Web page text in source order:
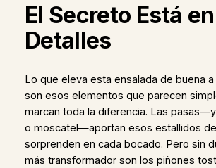
El Secreto Está
Detalles
Lo que eleva esta ensalada de buena
son esos elementos que parecen
marcan toda la diferencia. Las
o moscatel—aportan esos estallidos
sorprenden en cada bocado. Pero sin
más transformador son los piñones